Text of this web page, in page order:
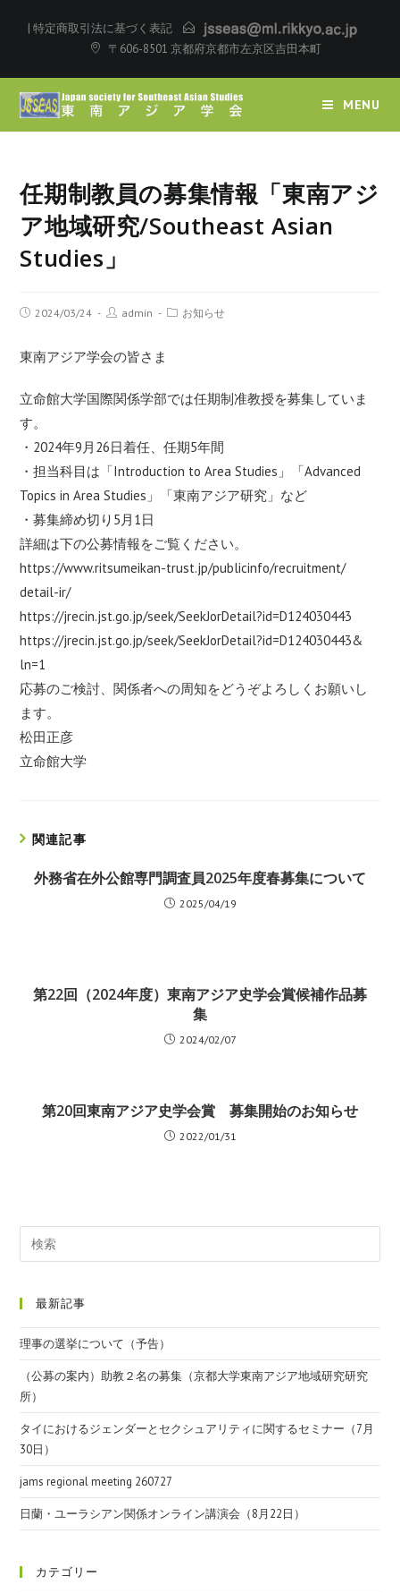
| 特定商取引法に基づく表記
〒606-8501 京都府京都市左京区吉田本町
MENU
任期制教員の募集情報「東南アジ
ア地域研究/Southeast Asian
Studies」
2024/03/24 admin お知らせ
東南アジア学会の皆さま
立命館大学国際関係学部では任期制准教授を募集していま
す。
・2024年9月26日着任、任期5年間
・担当科目は「Introduction to Area Studies」「Advanced
Topics in Area Studies」「東南アジア研究」など
・募集締め切り5月1日
詳細は下の公募情報をご覧ください。
https://www.ritsumeikan-trust.jp/publicinfo/recruitment/
detail-ir/
https://jrecin.jst.go.jp/seek/SeekJorDetail?id=D124030443
https://jrecin.jst.go.jp/seek/SeekJorDetail?id=D124030443&
ln=1
応募のご検討、関係者への周知をどうぞよろしくお願いし
ます。
松田正彦
立命館大学
関連記事
外務省在外公館専門調査員2025年度春募集について
2025/04/19
第22回（2024年度）東南アジア史学会賞候補作品募
集
2024/02/07
第20回東南アジア史学会賞 募集開始のお知らせ
2022/01/31
最新記事
理事の選挙について（予告）
（公募の案内）助教２名の募集（京都大学東南アジア地域研究研究
所）
タイにおけるジェンダーとセクシュアリティに関するセミナー（7月
30日）
jams regional meeting 260727
日蘭・ユーラシアン関係オンライン講演会（8月22日）
カテゴリー